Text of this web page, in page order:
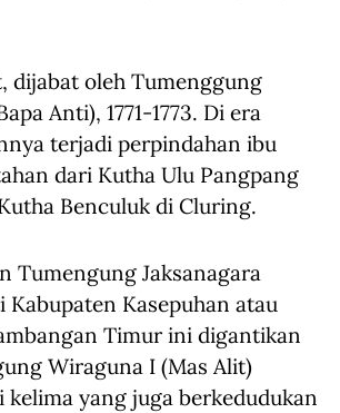
dijabat oleh Tumenggung
Anti), 1771-1773. Di era
terjadi perpindahan ibu
dari Kutha Ulu Pangpang
Benculuk di Cluring.
Tumengung Jaksanagara
Kabupaten Kasepuhan atau
Timur ini digantikan
Wiraguna I (Mas Alit)
kelima yang juga berkedudukan